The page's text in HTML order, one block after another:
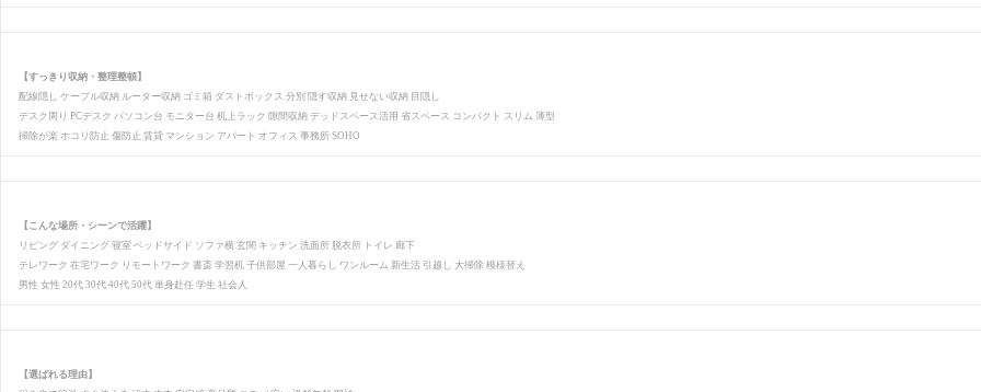
【すっきり収納・整理整頓】
配線隠し ケーブル収納 ルーター収納 ゴミ箱 ダストボックス 分別 隠す収納 見せない収納 目隠し
デスク周り PCデスク パソコン台 モニター台 机上ラック 隙間収納 デッドスペース活用 省スペース コンパクト スリム 薄型
掃除が楽 ホコリ防止 傷防止 賃貸 マンション アパート オフィス 事務所 SOHO
【こんな場所・シーンで活躍】
リビング ダイニング 寝室 ベッドサイド ソファ横 玄関 キッチン 洗面所 脱衣所 トイレ 廊下
テレワーク 在宅ワーク リモートワーク 書斎 学習机 子供部屋 一人暮らし ワンルーム 新生活 引越し 大掃除 模様替え
男性 女性 20代 30代 40代 50代 単身赴任 学生 社会人
【選ばれる理由】